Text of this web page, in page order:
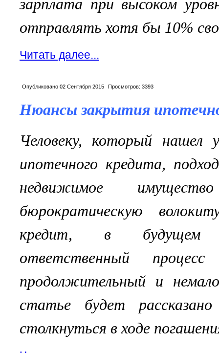
зарплата при высоком
отправлять хотя бы 10%
Читать далее...
Опубликовано 02 Сентября 2015 Просмотров: 3393
Нюансы закрытия
Человеку, который нашел
ипотечного кредита,
недвижимое
бюрократическую
кредит, в будущем
ответственный
продолжительный и
статье будет
столкнуться в ходе